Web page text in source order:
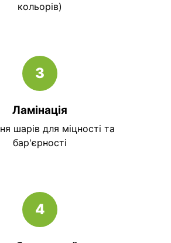
кольорів)
3
Ламінація
шарів для міцності та
бар'єрності
4